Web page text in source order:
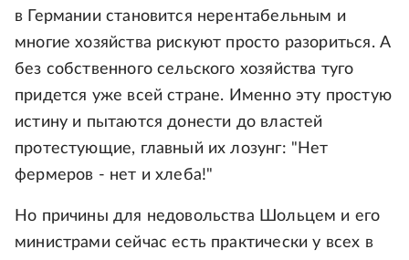
в Германии становится нерентабельным и
многие хозяйства рискуют просто разориться. А
без собственного сельского хозяйства туго
придется уже всей стране. Именно эту простую
истину и пытаются донести до властей
протестующие, главный их лозунг: "Нет
фермеров - нет и хлеба!"
Но причины для недовольства Шольцем и его
министрами сейчас есть практически у всех в